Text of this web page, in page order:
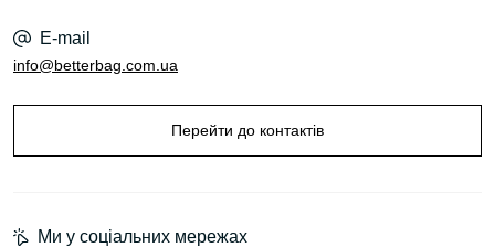
E-mail
info@betterbag.com.ua
Перейти до контактів
Ми у соціальних мережах